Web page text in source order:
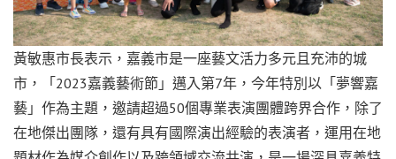
黃敏惠市長表示，嘉義市是一座藝文活力多元且充沛的城
市，「2023嘉義藝術節」邁入第7年，今年特別以「夢響嘉
藝」作為主題，邀請超過50個專業表演團體跨界合作，除了
在地傑出團隊，還有具有國際演出經驗的表演者，運用在地